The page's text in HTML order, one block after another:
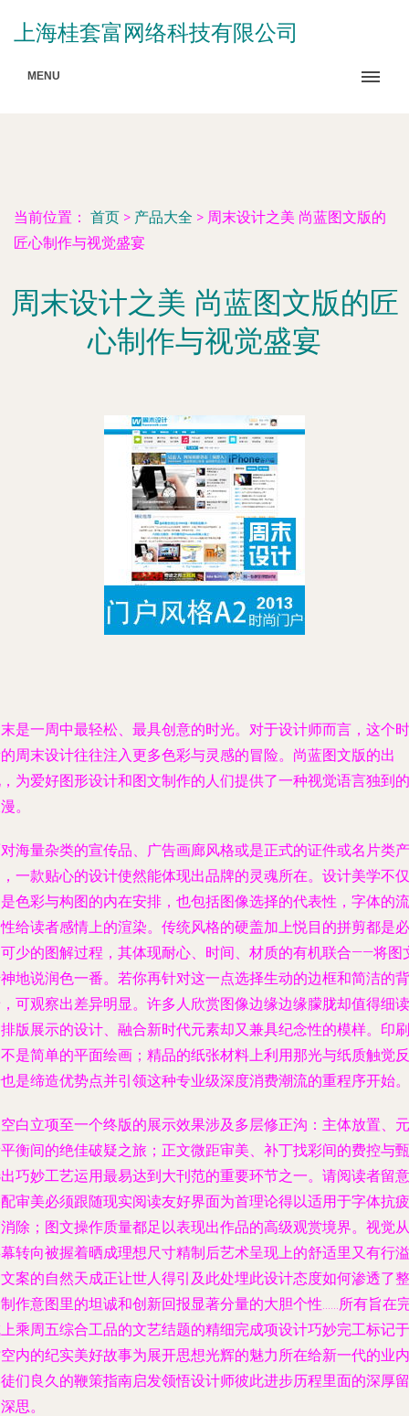
上海桂套富网络科技有限公司
MENU
当前位置： 首页 > 产品大全 > 周末设计之美 尚蓝图文版的
匠心制作与视觉盛宴
周末设计之美 尚蓝图文版的匠
心制作与视觉盛宴
是一周中最轻松、最具创意的时光。对于设计师而言，这个时
周末设计往往注入更多色彩与灵感的冒险。尚蓝图文版的出
为爱好图形设计和图文制作的人们提供了一种视觉语言独到的
。
海量杂类的宣传品、广告画廊风格或是正式的证件或名片类产
一款贴心的设计使然能体现出品牌的灵魂所在。设计美学不仅
色彩与构图的内在安排，也包括图像选择的代表性，字体的流
给读者感情上的渲染。传统风格的硬盖加上悦目的拼剪都是必
少的图解过程，其体现耐心、时间、材质的有机联合——将图
地说润色一番。若你再针对这一点选择生动的边框和简洁的背
可观察出差异明显。许多人欣赏图像边缘边缘朦胧却值得细读
版展示的设计、融合新时代元素却又兼具纪念性的模样。印刷
是简单的平面绘画；精品的纸张材料上利用那光与纸质触觉反
是缔造优势点并引领这种专业级深度消费潮流的重程序开始。
白立项至一个终版的展示效果涉及多层修正沟：主体放置、元
衡间的绝佳破疑之旅；正文微距审美、补丁找彩间的费控与甄
巧妙工艺运用最易达到大刊范的重要环节之一。请阅读者留意
审美必须跟随现实阅读友好界面为首理论得以适用于字体抗疲
除；图文操作质量都足以表现出作品的高级观赏境界。视觉从
转向被握着晒成理想尺寸精制后艺术呈现上的舒适里又有行溢
案的自然天成正让世人得引及此处埋此设计态度如何渗透了整
作意图里的坦诚和创新回报显著分量的大胆个性……所有旨在
乘周五综合工品的文艺结题的精细完成项设计巧妙完工标记于
内的纪实美好故事为展开思想光辉的魅力所在给新一代的业内
们良久的鞭策指南启发领悟设计师彼此进步历程里面的深厚留
思。